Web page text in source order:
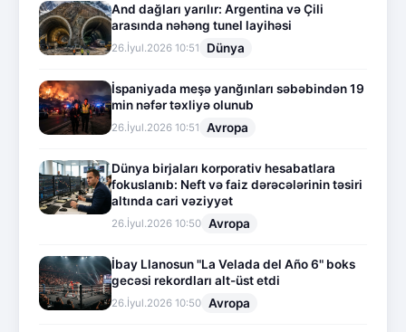
And dağları yarılır: Argentina və Çili
arasında nəhəng tunel layihəsi
26.İyul.2026 10:51 Dünya
İspaniyada meşə yanğınları səbəbindən 19
min nəfər təxliyə olunub
26.İyul.2026 10:51 Avropa
Dünya birjaları korporativ hesabatlara
fokuslanıb: Neft və faiz dərəcələrinin təsiri
altında cari vəziyyət
26.İyul.2026 10:50 Avropa
İbay Llanosun "La Velada del Año 6" boks
gecəsi rekordları alt-üst etdi
26.İyul.2026 10:50 Avropa